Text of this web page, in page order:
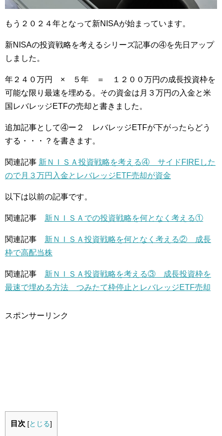
もう２０２４年となって新NISAが始まっています。
新NISAの投資戦略を考えるシリーズ記事の④を先日アップ
しました。
年２４０万円 × ５年 ＝ １２００万円の成長投資枠を
可能な限り最速を埋める。その資金は月３万円の入金と米
国レバレッジETFの売却と書きました。
追加記事として④ー２ レバレッジETFが下がったらどう
する・・・？を書きます。
関連記事 新ＮＩＳＡ投資戦略を考える④ サイドFIREした
ので月３万円入金とレバレッジETF売却が資金
以下は以前の記事です。
関連記事 新ＮＩＳＡでの投資戦略を何となく考える①
関連記事 新ＮＩＳＡ投資戦略を何となく考える② 成長
枠で高配当株
関連記事 新ＮＩＳＡ投資戦略を考える③ 成長投資枠を
最速で埋める方法 つみたて枠停止とレバレッジETF売却
スポンサーリンク
目次 [とじる]